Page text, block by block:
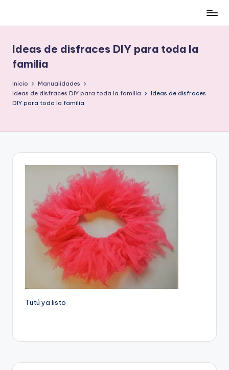
contenido
low-
cost
y
morir
en
Ideas de disfraces DIY para toda la
familia
Inicio
Manualidades
Ideas de disfraces DIY para toda la familia
Ideas de disfraces
DIY para toda la familia
Tutú ya listo